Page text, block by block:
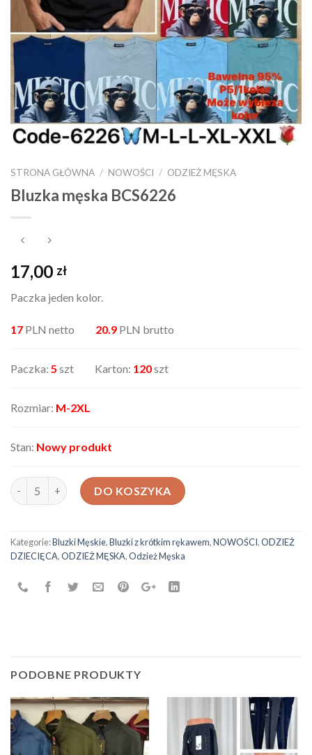
STRONA GŁÓWNA / NOWOŚCI / ODZIEŻ MĘSKA
Bluzka męska BCS6226
17,00 zł
Paczka jeden kolor.
17 PLN netto 20.9 PLN brutto
Paczka: 5 szt Karton: 120szt
Rozmiar: M-2XL
Stan: Nowy produkt
ilość Bluzka męska BCS6226DO KOSZYKA
Kategorie:Bluzki Męskie,Bluzki z krótkim rękawem,NOWOŚCI,ODZIEŻ
DZIECIĘCA,ODZIEŻ MĘSKA,Odzież Męska
PODOBNE PRODUKTY